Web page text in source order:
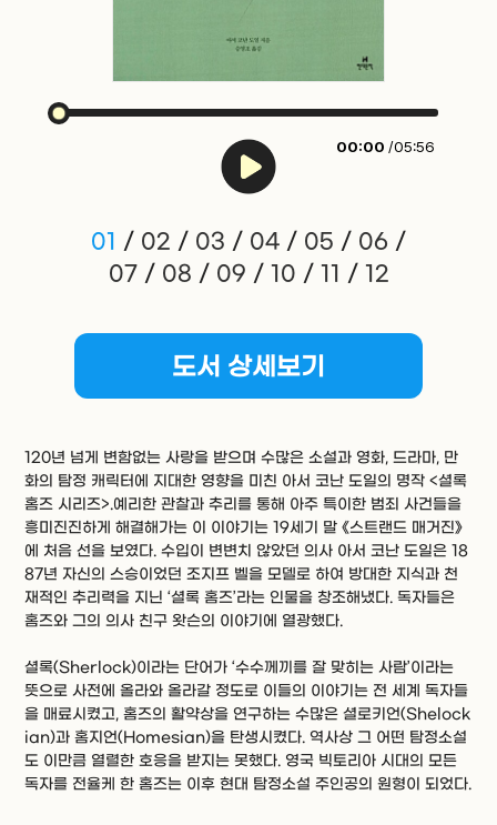
00:00 /05:56
01 / 02 / 03 / 04 / 05 / 06 /
07/ 08 / 09 / 10 / 11 / 12
도서 상세보기
120년 넘게 변함없는 사랑을 받으며 수많은 소설과 영화, 드라마, 만
화의 탐정 캐릭터에 지대한 영향을 미친 아서 코난 도일의 명작 <셜록
홈즈 시리즈>.예리한 관찰과 추리를 통해 아주 특이한 범죄 사건들을
흥미진진하게 해결해가는 이 이야기는 19세기 말 《스트랜드 매거진》
에 처음 선을 보였다. 수입이 변변치 않았던 의사 아서 코난 도일은 18
87년 자신의 스승이었던 조지프 벨을 모델로 하여 방대한 지식과 천
재적인 추리력을 지닌 ‘셜록 홈즈’라는 인물을 창조해냈다. 독자들은
홈즈와 그의 의사 친구 왓슨의 이야기에 열광했다.
셜록(Sherlock)이라는 단어가 ‘수수께끼를 잘 맞히는 사람’이라는
뜻으로 사전에 올라와 올라갈 정도로 이들의 이야기는 전 세계 독자들
을 매료시켰고, 홈즈의 활약상을 연구하는 수많은 셜로키언(Shelock
ian)과 홈지언(Homesian)을 탄생시켰다. 역사상 그 어떤 탐정소설
도 이만큼 열렬한 호응을 받지는 못했다. 영국 빅토리아 시대의 모든
독자를 전율케 한 홈즈는 이후 현대 탐정소설 주인공의 원형이 되었다.